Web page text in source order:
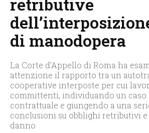
di manodopera
La Corte d’Appello di Roma ha
attenzione il rapporto tra un
cooperative interposte per cui
committenti, individuando un
contrattuale e giungendo a una
conclusioni su obblighi retributivi
danno